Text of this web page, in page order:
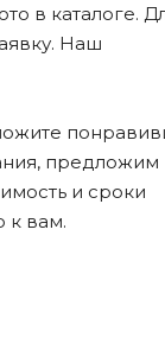
в каталоге.
Наш
предложим
и сроки
к вам.